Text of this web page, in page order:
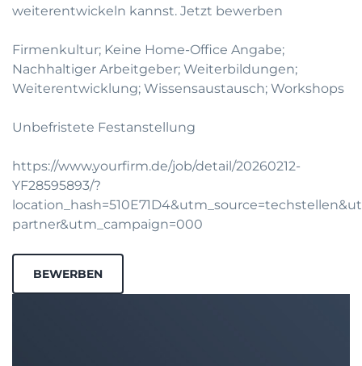
weiterentwickeln kannst. Jetzt bewerben
Firmenkultur; Keine Home-Office Angabe;
Nachhaltiger Arbeitgeber; Weiterbildungen;
Weiterentwicklung; Wissensaustausch; Workshops
Unbefristete Festanstellung
https://www.yourfirm.de/job/detail/20260212-
YF28595893/?
partner&utm_campaign=000
BEWERBEN